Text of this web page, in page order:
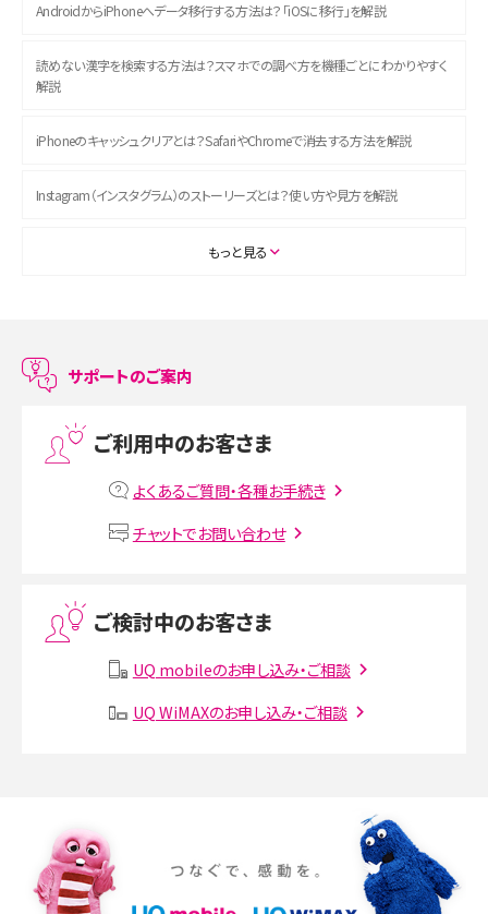
AndroidからiPhoneへデータ移行する方法は？「iOSに移行」を解説
読めない漢字を検索する方法は？スマホでの調べ方を機種ごとにわかりやすく
解説
iPhoneのキャッシュクリアとは？SafariやChromeで消去する方法を解説
Instagram（インスタグラム）のストーリーズとは？使い方や見方を解説
ASMRとは？初心者向けの代表ジャンルや楽しみ方を解説
LINEで友だちを削除する方法は？方法ごとの影響や復活・復元する方法も解説
MNOとは？MVNOやMVNEとの違いやメリット・デメリットを解説
VPN接続とは？仕組みや必要性、メリット・デメリット、接続方法を解説
Instagram（インスタグラム）でスクショするとバレる？バレるケースや撮り方も解
SMSとは？料金やできること、注意点や届かない時の対処法を解説
iPhone 16eとiPhone SE（第3世代）の違いは？サイズやスペックを比較して解説
iPhone 16eとiPhone 14を徹底比較！スペック・機能の違いをわかりやすく紹介
もっと見る
サポートのご案内
ご利用中のお客さま
よくあるご質問・各種お手続き
チャットでお問い合わせ
ご検討中のお客さま
UQ mobileのお申し込み・ご相談
UQ WiMAXのお申し込み・ご相談